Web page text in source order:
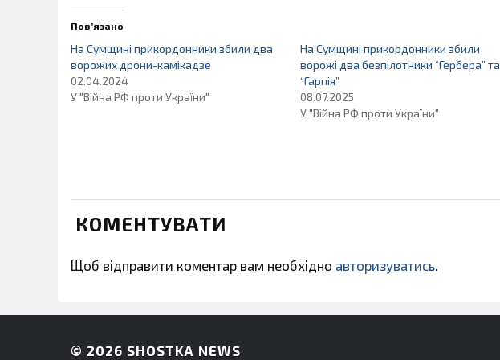
Пов’язано
На Сумщині прикордонники збили два
ворожих дрони-камікадзе
02.04.2024
У "Війна РФ проти України"
На Сумщині прикордонники збили
ворожі два безпілотники “Гербера” та
“Гарпія”
08.07.2025
У "Війна РФ проти України"
КОМЕНТУВАТИ
Щоб відправити коментар вам необхідно авторизуватись.
© 2026 SHOSTKA NEWS